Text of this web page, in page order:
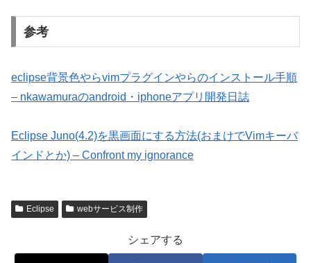
参考
eclipse背景色やらvimプラグインやらのインストール手順
– nkawamuraのandroid・iphoneアプリ開発日誌
Eclipse Juno(4.2)を黒画面にする方法(おまけでVimキーバ
インドとか) – Confront my ignorance
Eclipse webサービス制作
シェアする